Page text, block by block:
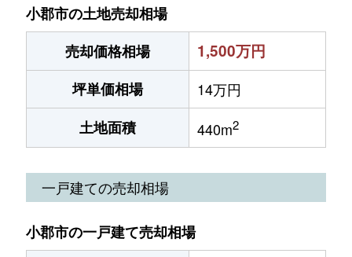
小郡市の土地売却相場
売却価格相場
1,500万円
坪単価相場
14万円
土地面積
440m2
一戸建ての売却相場
小郡市の一戸建て売却相場